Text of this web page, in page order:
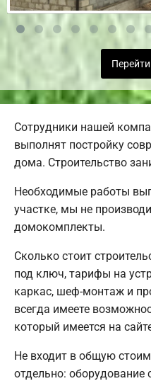
Сотрудники нашей
выполнят постройку
дома. Строительство
Необходимые работы
участке, мы не
домокомплекты.
Сколько стоит
под ключ, тарифы на
каркас, шеф-монтаж и
всегда имеете
который имеется на
Не входит в общую
отдельно: оборудование